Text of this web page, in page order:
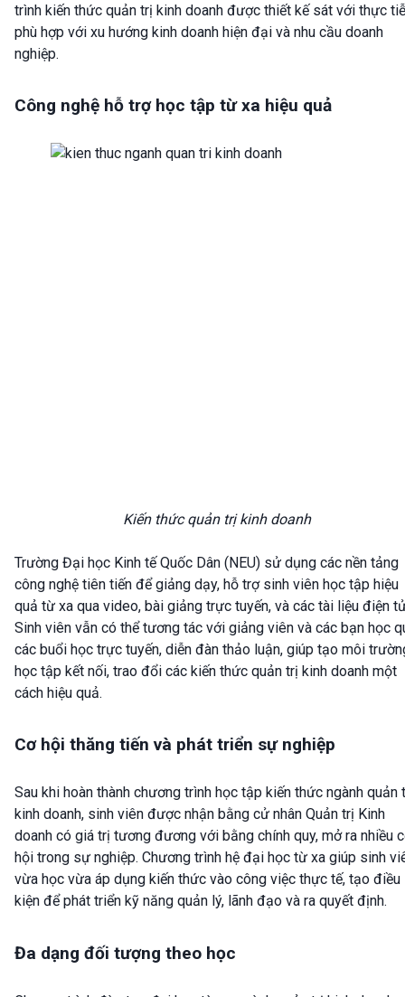
trình kiến thức quản trị kinh doanh được thiết kế sát với thực
phù hợp với xu hướng kinh doanh hiện đại và nhu cầu doanh
nghiệp.
Công nghệ hỗ trợ học tập từ xa hiệu quả
Kiến thức quản trị kinh doanh
Trường Đại học Kinh tế Quốc Dân (NEU) sử dụng các nền tảng
công nghệ tiên tiến để giảng dạy, hỗ trợ sinh viên học tập hiệu
quả từ xa qua video, bài giảng trực tuyến, và các tài liệu điện
Sinh viên vẫn có thể tương tác với giảng viên và các bạn học
các buổi học trực tuyến, diễn đàn thảo luận, giúp tạo môi
học tập kết nối, trao đổi các kiến thức quản trị kinh doanh một
cách hiệu quả.
Cơ hội thăng tiến và phát triển sự nghiệp
Sau khi hoàn thành chương trình học tập kiến thức ngành quản
kinh doanh, sinh viên được nhận bằng cử nhân Quản trị Kinh
doanh có giá trị tương đương với bằng chính quy, mở ra nhiều
hội trong sự nghiệp. Chương trình hệ đại học từ xa giúp sinh
vừa học vừa áp dụng kiến thức vào công việc thực tế, tạo điều
kiện để phát triển kỹ năng quản lý, lãnh đạo và ra quyết định.
Đa dạng đối tượng theo học